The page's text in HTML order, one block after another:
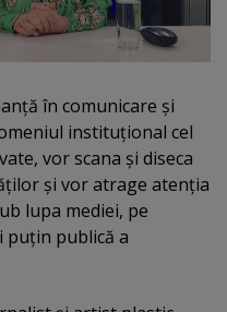
în comunicare şi
instituţional cel
vor scana şi diseca
şi vor atrage atenţia
lupa mediei, pe
puţin publică a